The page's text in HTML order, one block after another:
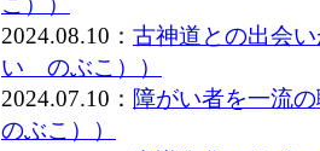
2024.08.10： 古神道との出会
い のぶこ））
2024.07.10： 障がい者を一流
のぶこ））